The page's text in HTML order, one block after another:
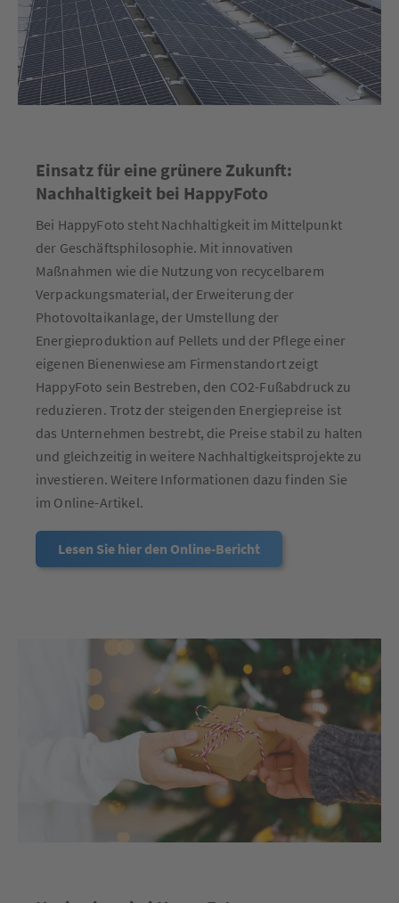
Einsatz für eine grünere Zukunft:
Nachhaltigkeit bei HappyFoto
Bei HappyFoto steht Nachhaltigkeit im Mittelpunkt
der Geschäftsphilosophie. Mit innovativen
Maßnahmen wie die Nutzung von recycelbarem
Verpackungsmaterial, der Erweiterung der
Photovoltaikanlage, der Umstellung der
Energieproduktion auf Pellets und der Pflege einer
eigenen Bienenwiese am Firmenstandort zeigt
HappyFoto sein Bestreben, den CO2-Fußabdruck zu
reduzieren. Trotz der steigenden Energiepreise ist
das Unternehmen bestrebt, die Preise stabil zu halten
und gleichzeitig in weitere Nachhaltigkeitsprojekte zu
investieren. Weitere Informationen dazu finden Sie
im Online-Artikel.
Lesen Sie hier den Online-Bericht